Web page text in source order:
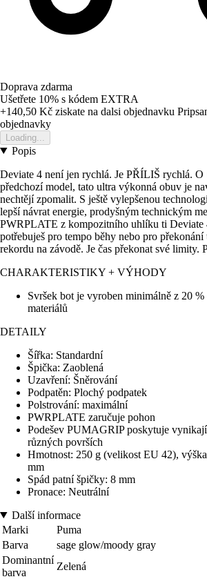
Doprava zdarma
Ušetřete 10% s kódem EXTRA
+140,50 Kč ziskate na dalsi objednavku
objednavky
Loading...
Popis
Deviate 4 není jen rychlá. Je PŘÍLIŠ rychlá. O
předchozí model, tato ultra výkonná obuv je
nechtějí zpomalit. S ještě vylepšenou
lepší návrat energie, prodyšným technickým
PWRPLATE z kompozitního uhlíku ti Deviate
potřebuješ pro tempo běhy nebo pro
rekordu na závodě. Je čas překonat své limity.
CHARAKTERISTIKY + VÝHODY
Svršek bot je vyroben minimálně z 20
materiálů
DETAILY
Šířka: Standardní
Špička: Zaoblená
Uzavření: Šněrování
Podpatěn: Plochý podpatek
Polstrování: maximální
PWRPLATE zaručuje pohon
Podešev PUMAGRIP poskytuje
různých površích
Hmotnost: 250 g (velikost EU 42),
mm
Spád patní špičky: 8 mm
Pronace: Neutrální
Další informace
Marki
Puma
Barva
sage glow/moody gray
Dominantní
barva
Zelená